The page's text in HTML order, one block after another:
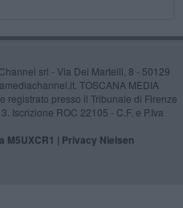
srl - Via Dei Martelli, 8 - 50129
TOSCANA MEDIA
registrato presso il Tribunale di Firenze
Iscrizione ROC 22105 - C.F. e P.Iva
M5UXCR1 | Privacy Nielsen